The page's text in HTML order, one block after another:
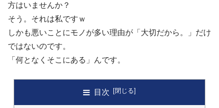
方はいませんか？
そう。それは私ですｗ
しかも悪いことにモノが多い理由が「大切だから。」だけ
ではないのです。
「何となくそこにある」んです。
目次